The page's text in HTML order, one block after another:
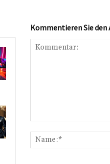
Kommentieren Sie